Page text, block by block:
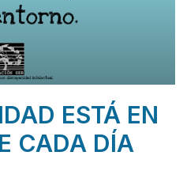
ESTÁ EN
CADA DÍA